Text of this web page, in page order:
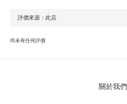
尚未有任何評價
關於我們